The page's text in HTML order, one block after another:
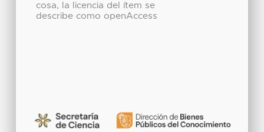
cosa, la licencia del ítem se
describe como openAccess